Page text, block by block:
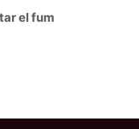
el fum